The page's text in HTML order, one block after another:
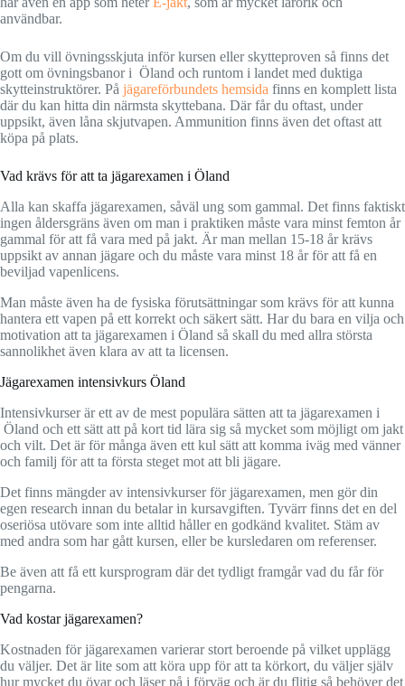
användbar.
Om du vill övningsskjuta inför kursen eller skytteproven så finns det
gott om övningsbanor i Öland och runtom i landet med duktiga
skytteinstruktörer. På jägareförbundets hemsida finns en komplett lista
där du kan hitta din närmsta skyttebana. Där får du oftast, under
uppsikt, även låna skjutvapen. Ammunition finns även det oftast att
köpa på plats.
Vad krävs för att ta jägarexamen i Öland
Alla kan skaffa jägarexamen, såväl ung som gammal. Det finns faktiskt
ingen åldersgräns även om man i praktiken måste vara minst femton år
gammal för att få vara med på jakt. Är man mellan 15-18 år krävs
uppsikt av annan jägare och du måste vara minst 18 år för att få en
beviljad vapenlicens.
Man måste även ha de fysiska förutsättningar som krävs för att kunna
hantera ett vapen på ett korrekt och säkert sätt. Har du bara en vilja och
motivation att ta jägarexamen i Öland så skall du med allra största
sannolikhet även klara av att ta licensen.
Jägarexamen intensivkurs Öland
Intensivkurser är ett av de mest populära sätten att ta jägarexamen i
Öland och ett sätt att på kort tid lära sig så mycket som möjligt om jakt
och vilt. Det är för många även ett kul sätt att komma iväg med vänner
och familj för att ta första steget mot att bli jägare.
Det finns mängder av intensivkurser för jägarexamen, men gör din
egen research innan du betalar in kursavgiften. Tyvärr finns det en del
oseriösa utövare som inte alltid håller en godkänd kvalitet. Stäm av
med andra som har gått kursen, eller be kursledaren om referenser.
Be även att få ett kursprogram där det tydligt framgår vad du får för
pengarna.
Vad kostar jägarexamen?
Kostnaden för jägarexamen varierar stort beroende på vilket upplägg
du väljer. Det är lite som att köra upp för att ta körkort, du väljer själv
hur mycket du övar och läser på i förväg och är du flitig så behöver det